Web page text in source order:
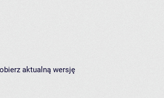
aktualną wersję